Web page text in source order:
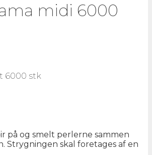
midi 6000
6000 stk
på og smelt perlerne sammen
Strygningen skal foretages af en